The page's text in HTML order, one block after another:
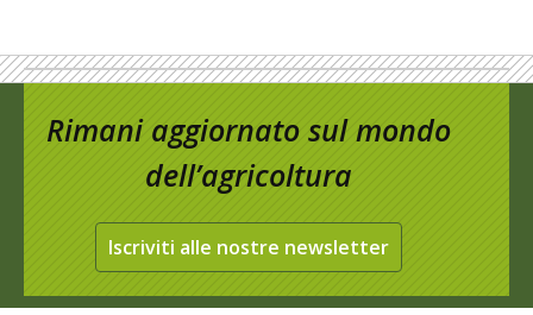
Rimani aggiornato sul mondo
dell’agricoltura
Iscriviti alle nostre newsletter